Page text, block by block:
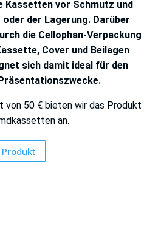
Kassetten vor Schmutz und
der Lagerung. Darüber
die Cellophan-Verpackung
Cover und Beilagen
sich damit ideal für den
50 € bieten wir das Produkt
an.